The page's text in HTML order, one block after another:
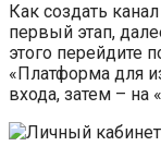
Как создать
первый этап,
этого перейдите
«Платформа для
входа, затем – на